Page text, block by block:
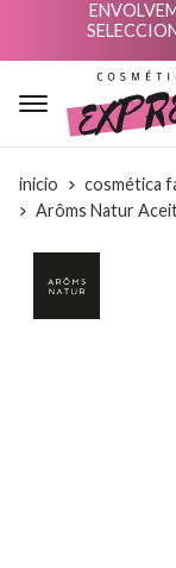
inicio cosmética
Arôms Natur